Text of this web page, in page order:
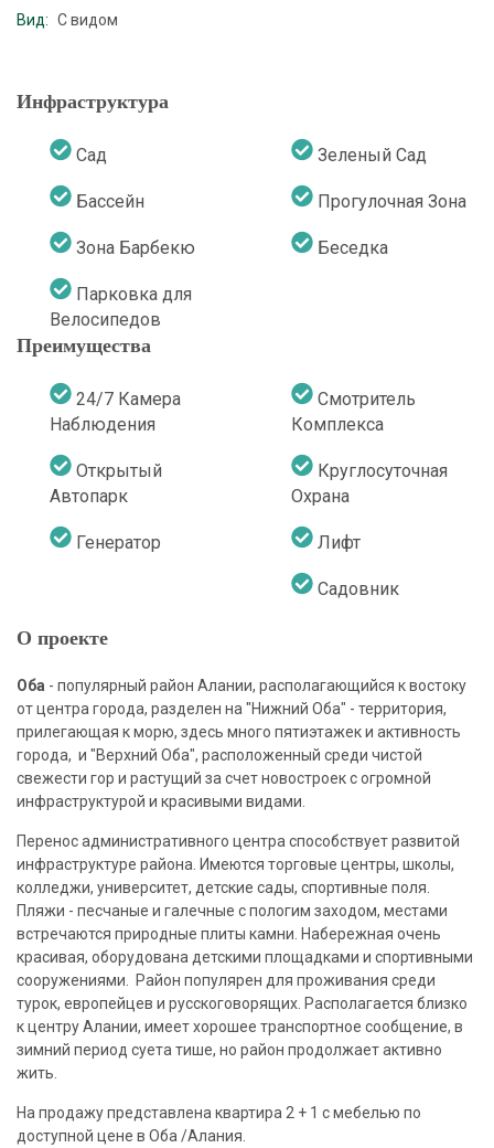
Вид: С видом
Инфраструктура
Сад
Бассейн
Зона Барбекю
Bелосипедов
Зеленый Сад
Прогулочная Зона
Беседка
Преимущества
Наблюдения
Автопарк
Генератор
Комплекса
Охрана
Лифт
Садовник
О проекте
Оба - популярный район Алании, располагающийся к востоку
от центра города, разделен на "Нижний Оба" - территория,
прилегающая к морю, здесь много пятиэтажек и активность
города, и "Верхний Оба", расположенный среди чистой
свежести гор и растущий за счет новостроек с огромной
инфраструктурой и красивыми видами.
Перенос административного центра способствует развитой
инфраструктуре района. Имеются торговые центры, школы,
колледжи, университет, детские сады, спортивные поля.
Пляжи - песчаные и галечные с пологим заходом, местами
встречаются природные плиты камни. Набережная очень
красивая, оборудована детскими площадками и спортивными
сооружениями. Район популярен для проживания среди
турок, европейцев и русскоговорящих. Располагается близко
к центру Алании, имеет хорошее транспортное сообщение, в
зимний период суета тише, но район продолжает активно
жить.
На продажу представлена квартира 2 + 1 с мебелью по
доступной цене в Оба /Алания.